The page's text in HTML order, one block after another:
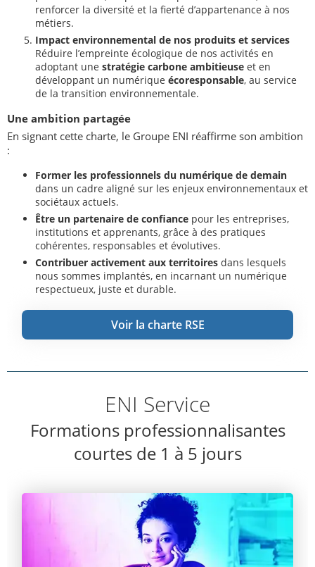
renforcer la diversité et la fierté d’appartenance à nos
métiers.
Impact environnemental de nos produits et services
Réduire l’empreinte écologique de nos activités en
adoptant une stratégie carbone ambitieuse et en
développant un numérique écoresponsable, au service
de la transition environnementale.
Une ambition partagée
En signant cette charte, le Groupe ENI réaffirme son ambition
:
Former les professionnels du numérique de demain
dans un cadre aligné sur les enjeux environnementaux et
sociétaux actuels.
Être un partenaire de confiance pour les entreprises,
institutions et apprenants, grâce à des pratiques
cohérentes, responsables et évolutives.
Contribuer activement aux territoires dans lesquels
nous sommes implantés, en incarnant un numérique
respectueux, juste et durable.
Voir la charte RSE
ENI Service
Formations professionnalisantes
courtes de 1 à 5 jours